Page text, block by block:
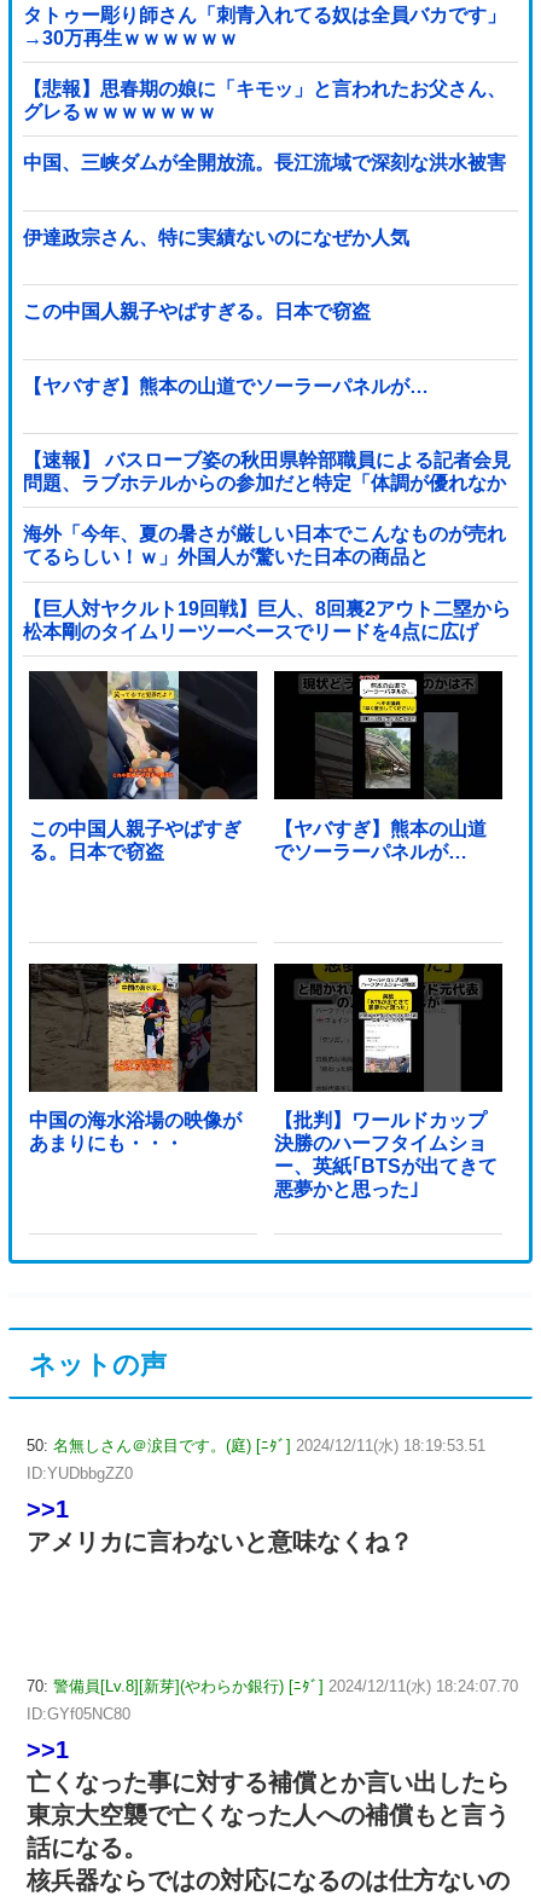
タトゥー彫り師さん「刺青入れてる奴は全員バカです」
→30万再生ｗｗｗｗｗｗ
【悲報】思春期の娘に「キモッ」と言われたお父さん、
グレるｗｗｗｗｗｗｗ
中国、三峡ダムが全開放流。長江流域で深刻な洪水被害
伊達政宗さん、特に実績ないのになぜか人気
この中国人親子やばすぎる。日本で窃盗
【ヤバすぎ】熊本の山道でソーラーパネルが…
【速報】 バスローブ姿の秋田県幹部職員による記者会見
問題、ラブホテルからの参加だと特定「体調が優れなか
ったため...」とは何だったのか
海外「今年、夏の暑さが厳しい日本でこんなものが売れ
てるらしい！ｗ」外国人が驚いた日本の商品と
は・・・？【海外の反応】
【巨人対ヤクルト19回戦】巨人、8回裏2アウト二塁から
松本剛のタイムリーツーベースでリードを4点に広げ
る！！！！！！！！他
この中国人親子やばすぎ
る。日本で窃盗
【ヤバすぎ】熊本の山道
でソーラーパネルが…
中国の海水浴場の映像が
あまりにも・・・
【批判】ワールドカップ
決勝のハーフタイムショ
ー、英紙｢BTSが出てきて
悪夢かと思った｣
ネットの声
50: 名無しさん＠涙目です。(庭) [ﾆﾀﾞ] 2024/12/11(水) 18:19:53.51
ID:YUDbbgZZ0
>>1
アメリカに言わないと意味なくね？
70: 警備員[Lv.8][新芽](やわらか銀行) [ﾆﾀﾞ] 2024/12/11(水) 18:24:07.70
ID:GYf05NC80
>>1
亡くなった事に対する補償とか言い出したら
東京大空襲で亡くなった人への補償もと言う
話になる。
核兵器ならではの対応になるのは仕方ないの